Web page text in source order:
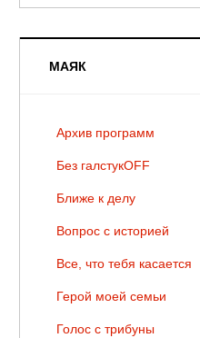
МАЯК
Архив программ
Без галстукOFF
Ближе к делу
Вопрос с историей
Все, что тебя касается
Герой моей семьи
Голос с трибуны